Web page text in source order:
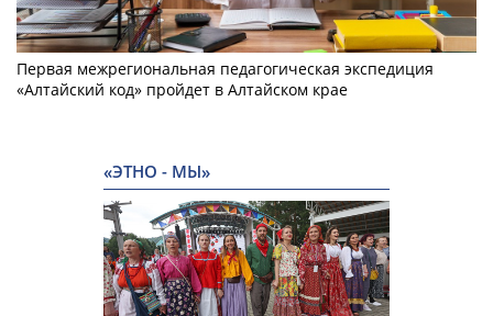
Первая межрегиональная педагогическая экспедиция
«Алтайский код» пройдет в Алтайском крае
«ЭТНО - МЫ»